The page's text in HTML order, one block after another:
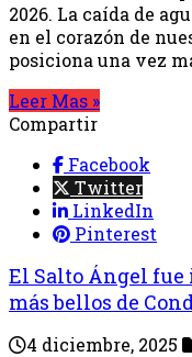
2026. La caída de
en el corazón de
posiciona una vez
Leer Mas »
Compartir
Facebook
Twitter
LinkedIn
Pinterest
El Salto Ángel
más bellos de
4 diciembre, 2025